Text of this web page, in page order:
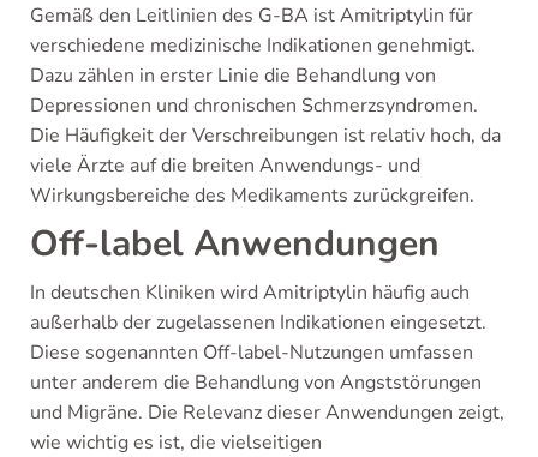
Gemäß den Leitlinien des G-BA ist Amitriptylin für
verschiedene medizinische Indikationen genehmigt.
Dazu zählen in erster Linie die Behandlung von
Depressionen und chronischen Schmerzsyndromen.
Die Häufigkeit der Verschreibungen ist relativ hoch, da
viele Ärzte auf die breiten Anwendungs- und
Wirkungsbereiche des Medikaments zurückgreifen.
Off-label Anwendungen
In deutschen Kliniken wird Amitriptylin häufig auch
außerhalb der zugelassenen Indikationen eingesetzt.
Diese sogenannten Off-label-Nutzungen umfassen
unter anderem die Behandlung von Angststörungen
und Migräne. Die Relevanz dieser Anwendungen zeigt,
wie wichtig es ist, die vielseitigen